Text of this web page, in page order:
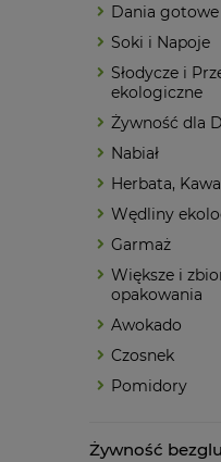
Dania gotowe
Soki i Napoje
Słodycze i
ekologiczne
Żywność dla
Nabiał
Herbata,
Wędliny
Garmaż
Większe i
opakowania
Awokado
Czosnek
Pomidory
Żywność